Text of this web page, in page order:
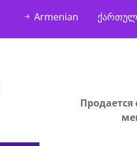
Armenian
В городе